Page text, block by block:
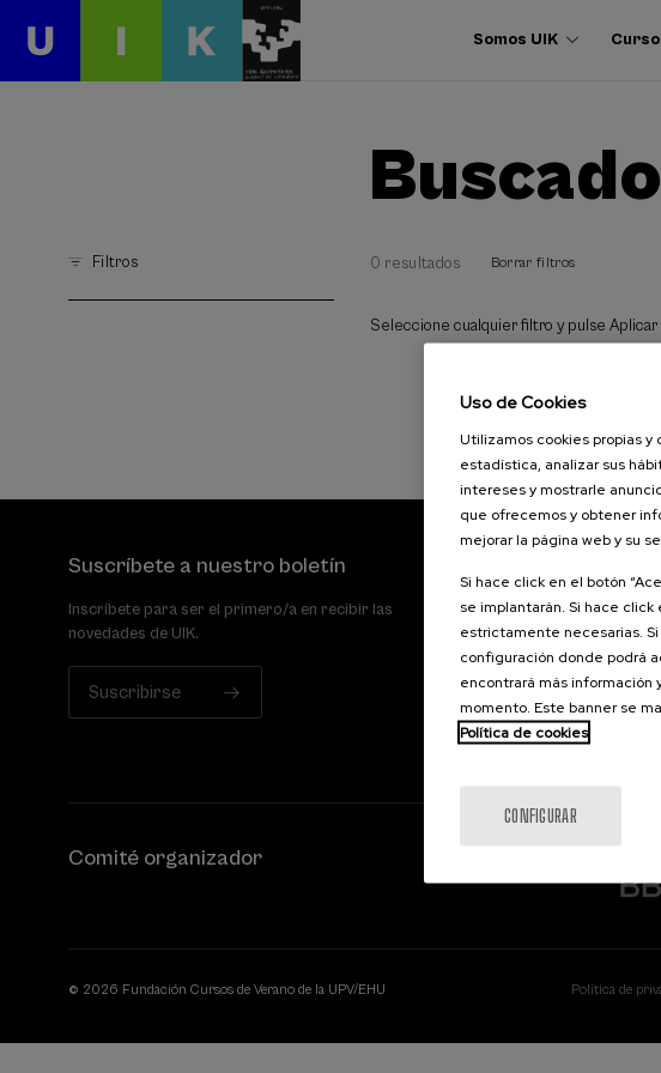
Somos UIK
Filtros 0 resultados Borrar filtros
Seleccione cualquier filtro y pulse Aplicar
Suscríbete a nuestro boletín
Inscríbete para ser el primero/a en recibir las
novedades de UIK.
Suscribirse
Palacio
Paseo de
20007
Gipuzkoa,
Contacta
Comité organizador
© 2026 Fundación Cursos de Verano de la UPV/EHU Política de
Uso de Cookies
Utilizamos cookies propias
estadística, analizar sus
intereses y mostrarle
que ofrecemos y obtener
mejorar la página web y su
Si hace click en el botón
se implantarán. Si hace click
estrictamente necesarias.
configuración donde podrá
encontrará más
momento. Este banner se
Política de cookies
CONFIGURAR